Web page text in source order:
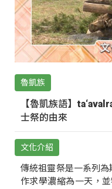
魯凱族
【魯凱族語】
士祭的由來
文化介紹
傳統祖靈祭是一系列
作求學濃縮為一天，